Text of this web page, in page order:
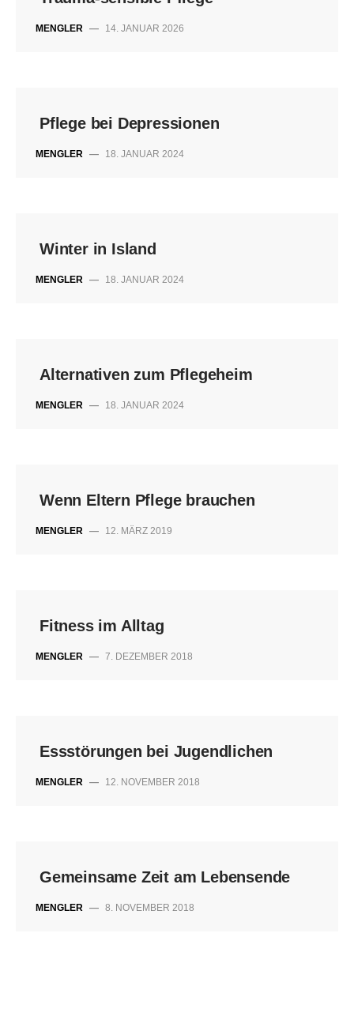
MENGLER — 14. JANUAR 2026
Pflege bei Depressionen
MENGLER — 18. JANUAR 2024
Winter in Island
MENGLER — 18. JANUAR 2024
Alternativen zum Pflegeheim
MENGLER — 18. JANUAR 2024
Wenn Eltern Pflege brauchen
MENGLER — 12. MÄRZ 2019
Fitness im Alltag
MENGLER — 7. DEZEMBER 2018
Essstörungen bei Jugendlichen
MENGLER — 12. NOVEMBER 2018
Gemeinsame Zeit am Lebensende
MENGLER — 8. NOVEMBER 2018